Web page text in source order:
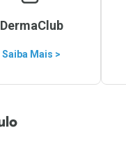
DermaClub
Saiba Mais >